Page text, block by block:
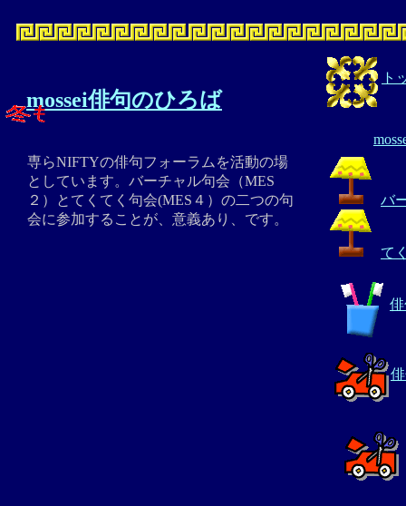
mossei俳句のひろば
専らNIFTYの俳句フォーラムを活動の場
としています。バーチャル句会（MES
２）とてくてく句会(MES４）の二つの句
会に参加することが、意義あり、です。
バ
ト
て